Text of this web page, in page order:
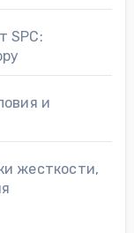
SPC:
и
жесткости,